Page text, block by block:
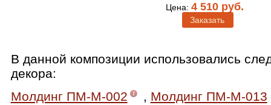
Цена:4 510 руб.
Заказать
В данной композиции использовались
декора:
Молдинг ПМ-М-002
, Молдинг ПМ-М-013